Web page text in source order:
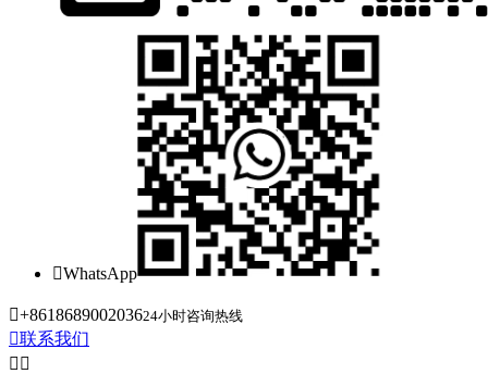
WhatsApp
+861868900203624小时咨询热线
联系我们
 